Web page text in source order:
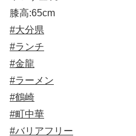
膝高:65cm
#大分県
#ランチ
#金龍
#ラーメン
#鶴崎
#町中華
#バリアフリー